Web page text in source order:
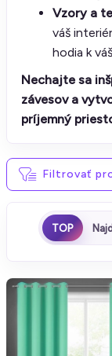
Vzory a
váš
hodia k
Nechajte sa
závesov a
príjemný
Filtrovať
TOP